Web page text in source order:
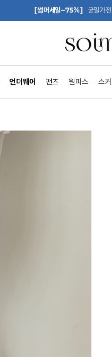
[썸머세일~75%] 균일가
언더웨어 팬츠 원피스 스